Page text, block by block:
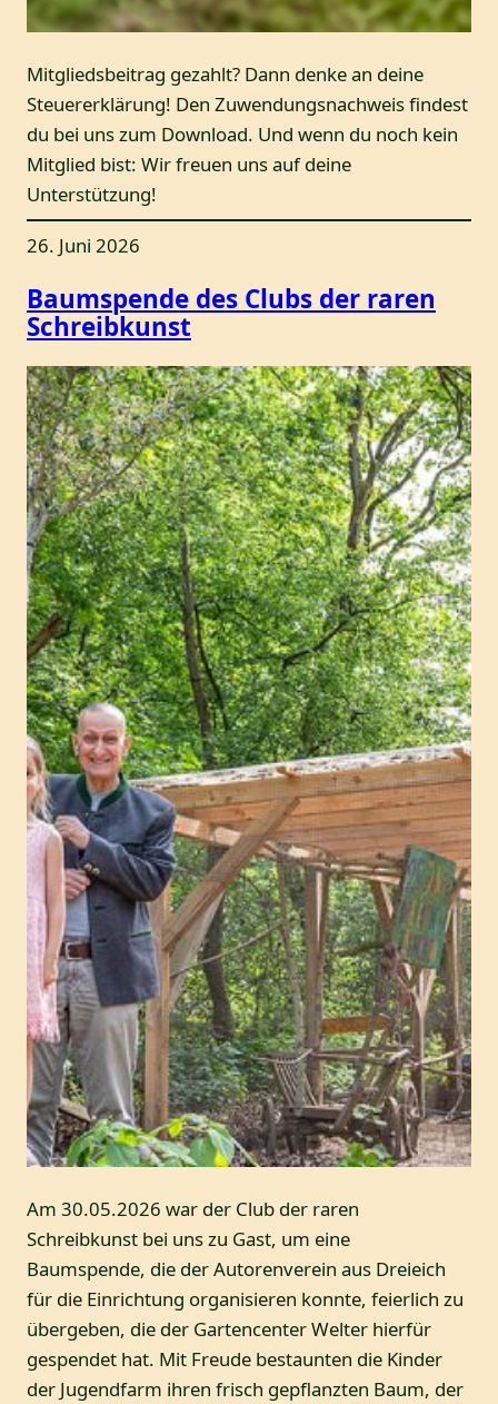
Mitgliedsbeitrag gezahlt? Dann denke an deine
Steuererklärung! Den Zuwendungsnachweis findest
du bei uns zum Download. Und wenn du noch kein
Mitglied bist: Wir freuen uns auf deine
Unterstützung!
26. Juni 2026
Baumspende des Clubs der raren
Schreibkunst
Am 30.05.2026 war der Club der raren
Schreibkunst bei uns zu Gast, um eine
Baumspende, die der Autorenverein aus Dreieich
für die Einrichtung organisieren konnte, feierlich zu
übergeben, die der Gartencenter Welter hierfür
gespendet hat. Mit Freude bestaunten die Kinder
der Jugendfarm ihren frisch gepflanzten Baum, der